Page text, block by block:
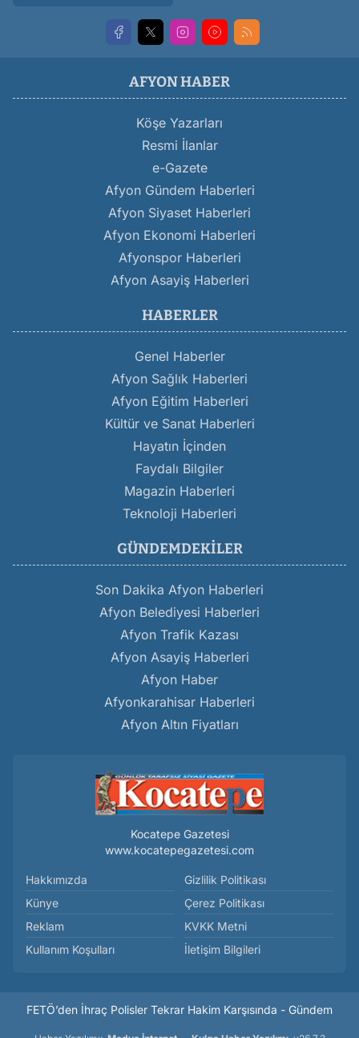
AFYON HABER
Köşe Yazarları
Resmi İlanlar
e-Gazete
Afyon Gündem Haberleri
Afyon Siyaset Haberleri
Afyon Ekonomi Haberleri
Afyonspor Haberleri
Afyon Asayiş Haberleri
HABERLER
Genel Haberler
Afyon Sağlık Haberleri
Afyon Eğitim Haberleri
Kültür ve Sanat Haberleri
Hayatın İçinden
Faydalı Bilgiler
Magazin Haberleri
Teknoloji Haberleri
GÜNDEMDEKILER
Son Dakika Afyon Haberleri
Afyon Belediyesi Haberleri
Afyon Trafik Kazası
Afyon Asayiş Haberleri
Afyon Haber
Afyonkarahisar Haberleri
Afyon Altın Fiyatları
Kocatepe Gazetesi
www.kocatepegazetesi.com
Hakkımızda
Künye
Reklam
Kullanım Koşulları
Gizlilik Politikası
Çerez Politikası
KVKK Metni
İletişim Bilgileri
FETÖ’den İhraç Polisler Tekrar Hakim Karşısında - Gündem